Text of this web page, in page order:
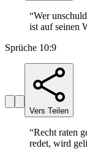
“Wer
ist auf seinen
Sprüche 10:9
Vers Teilen
“Recht raten
redet, wird